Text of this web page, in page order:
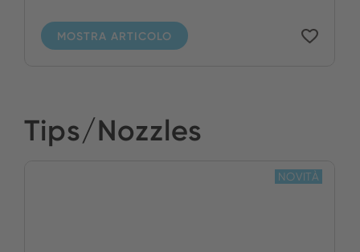
MOSTRA ARTICOLO
Tips/Nozzles
NOVITÀ